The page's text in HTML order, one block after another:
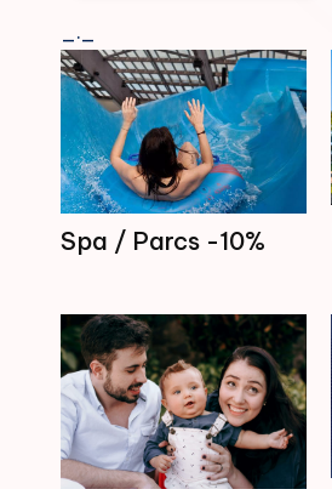
_._
Spa / Parcs -10%